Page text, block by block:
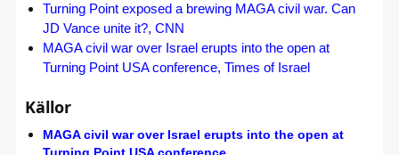
Turning Point exposed a brewing MAGA civil war. Can
JD Vance unite it?, CNN
MAGA civil war over Israel erupts into the open at
Turning Point USA conference, Times of Israel
Källor
MAGA civil war over Israel erupts into the open at